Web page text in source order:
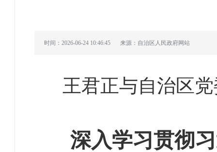
时间：2026-06-24 10:46:45 来源：自治区人民政府网站
王君正与自治区
深入学习贯彻